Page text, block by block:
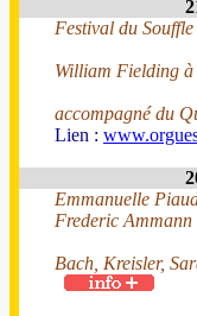
Festival du
William Fielding à
accompagné du
Lien :
Emmanuelle
Frederic
Bach, Kreisler,